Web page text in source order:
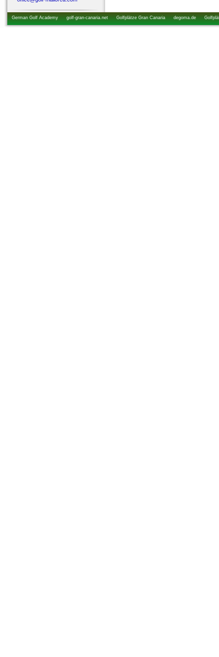
German Golf Academy golf-gran-canaria.net Golfplätze Gran Canaria degoma.de
startzeiten.de golfkurs-urlaub.de